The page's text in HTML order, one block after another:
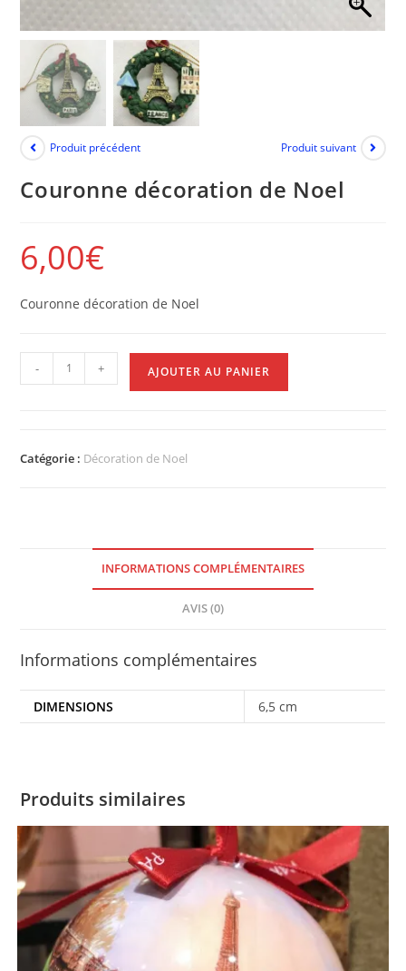
Produit précédent Produit suivant
Couronne décoration de Noel
6,00€
Couronne décoration de Noel
- + AJOUTER AU PANIER
Catégorie : Décoration de Noel
INFORMATIONS COMPLÉMENTAIRES
AVIS (0)
Informations complémentaires
DIMENSIONS 6,5 cm
Produits similaires